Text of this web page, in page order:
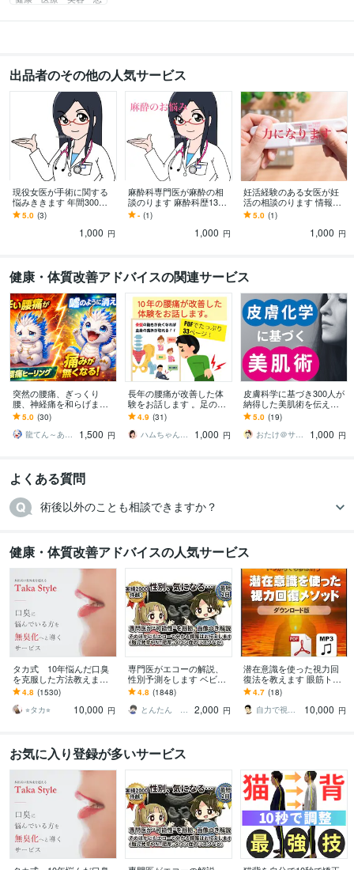
出品者のその他の人気サービス
現役女医が手術に関する
悩みききます 年間300件
以上の手術を見てきまし
た
5.0 (3)
1,000 円
麻酔科専門医が麻酔の相
談のります 麻酔科歴13年
の女医がお答えします
- (1)
1,000 円
妊活経験のある女医が妊
活の相談のります 情報不
足で苦戦しているのか
も？！
5.0 (1)
1,000 円
健康・体質改善アドバイスの関連サービス
突然の腰痛、ぎっくり
腰、神経痛を和らげます
突然の痛み、まずは「応
急処置」としてお試しく
ださいませ。
5.0 (30)
龍てん～あなたの魂の羅針盤
1,500 円
長年の腰痛が改善した体
験をお話します 。足のス
トレッチで全身の痛み全
てが、一気に軽減した方
法
4.9 (31)
ハムちゃん・手相占い
1,000 円
皮膚科学に基づき300人が
納得した美肌術を伝えま
す 肌トラブルに苦しみ、2
0年皮膚科に通い続けて見
えた答えとは？
5.0 (19)
おたけ＠サプリアドバイザー
1,000 円
よくある質問
術後以外のことも相談できますか？
健康・体質改善アドバイスの人気サービス
タカ式 10年悩んだ口臭
を克服した方法教えます
本田式口臭外来でもダメ
だった口臭を克服した方
法
4.8 (1530)
⭐︎タカ⭐︎
10,000 円
専門医がエコーの解説、
性別予測をします ベビー
ナブ対応！11週以降のエ
コーであれば判定しま
す。
4.8 (1848)
とんたん 周産期専門医 超音波専門医
2,000 円
潜在意識を使った視力回
復法を教えます 眼筋トレ
ーニングだけではダメ！
脳のブレーキを外すメソ
ッド
4.7 (18)
自力で視力回復した人
10,000 円
お気に入り登録が多いサービス